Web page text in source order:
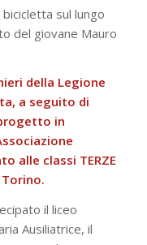
bicicletta sul lungo
del giovane Mauro
della Legione
a seguito di
in
alle classi TERZE
Torino.
il liceo
Ausiliatrice, il